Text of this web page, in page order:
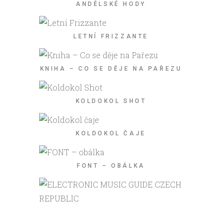
ANDĚLSKÉ HODY
LETNÍ FRIZZANTE
KNIHA – CO SE DĚJE NA PAŘEZU
KOLDOKOL SHOT
KOLDOKOL ČAJE
FONT – OBÁLKA